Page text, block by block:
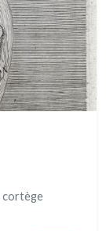
cortège